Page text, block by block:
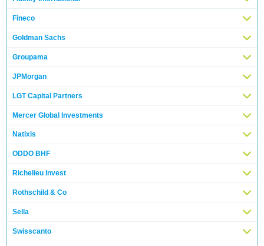
Fineco
Goldman Sachs
Groupama
JPMorgan
LGT Capital Partners
Mercer Global Investments
Natixis
ODDO BHF
Richelieu Invest
Rothschild & Co
Sella
Swisscanto